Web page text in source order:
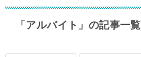
「アルバイト」の記事一覧